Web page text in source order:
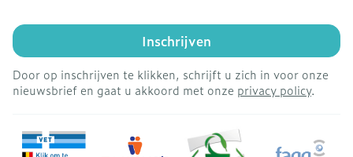
Inschrijven
Door op inschrijven te klikken, schrijft u zich in voor onze
nieuwsbrief en gaat u akkoord met onze privacy policy.